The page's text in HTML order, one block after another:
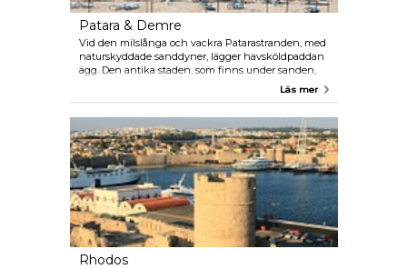
Patara & Demre
Vid den milslånga och vackra Patarastranden, med
naturskyddade sanddyner, lägger havsköldpaddan
ägg. Den antika staden, som finns under sanden,
håller på att grävas ut. Patara är mest känt som S:t
dolmus hit.
Läs mer
Rhodos